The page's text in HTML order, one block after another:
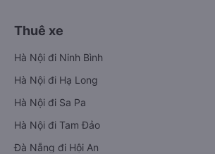
Thuê xe
Hà Nội đi Ninh Bình
Hà Nội đi Hạ Long
Hà Nội đi Sa Pa
Hà Nội đi Tam Đảo
Đà Nẵng đi Hội An